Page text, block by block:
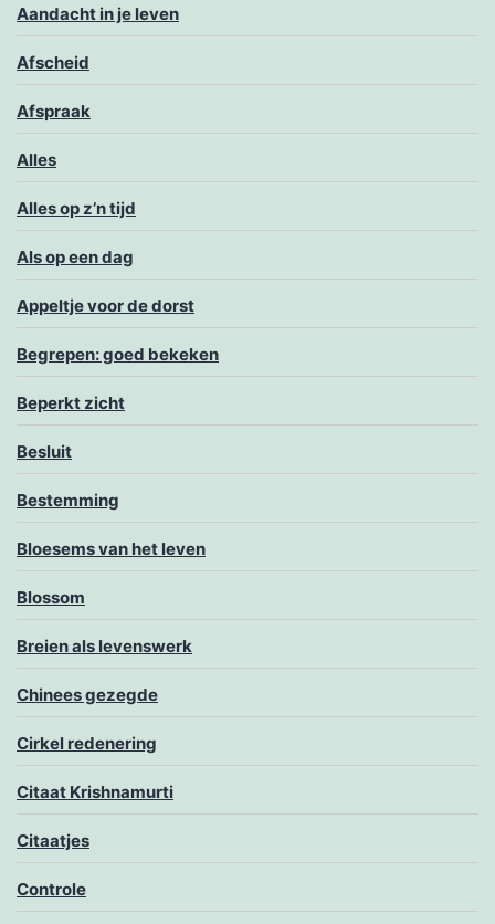
Aandacht in je leven
Afscheid
Afspraak
Alles
Alles op z’n tijd
Als op een dag
Appeltje voor de dorst
Begrepen: goed bekeken
Beperkt zicht
Besluit
Bestemming
Bloesems van het leven
Blossom
Breien als levenswerk
Chinees gezegde
Cirkel redenering
Citaat Krishnamurti
Citaatjes
Controle